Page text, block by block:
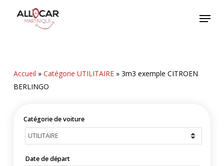
Menu
Accueil » Catégorie UTILITAIRE» 3m3 exemple CITROEN
BERLINGO
Catégorie de voiture
Date de départ